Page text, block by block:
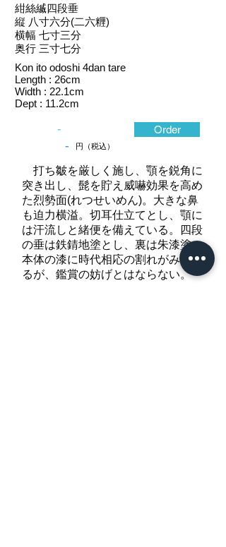
紺絲縅四段垂
縦 八寸六分(二六糎)
横幅 七寸三分
奥行 三寸七分
Kon ito odoshi 4dan tare
Length : 26cm
Width : 22.1cm
Dept : 11.2cm
-
- 円（税込）
Order
打ち皺を厳しく施し、顎を鋭角に
突き出し、髭を貯え威嚇効果を高め
た烈勢面(れつせいめん)。大きな鼻
も迫力横溢。切耳仕立てとし、顎に
は汗流しと緒便を備えている。四段
の垂は鉄錆地塗とし、裏は朱漆塗。
本体の漆に時代相応の割れがみられ
るが、鑑賞の妨げとはならない。